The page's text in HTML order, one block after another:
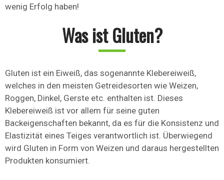
wenig Erfolg haben!
Was ist Gluten?
Gluten ist ein Eiweiß, das sogenannte Klebereiweiß,
welches in den meisten Getreidesorten wie Weizen,
Roggen, Dinkel, Gerste etc. enthalten ist. Dieses
Klebereiweiß ist vor allem für seine guten
Backeigenschaften bekannt, da es für die Konsistenz und
Elastizität eines Teiges verantwortlich ist. Überwiegend
wird Gluten in Form von Weizen und daraus hergestellten
Produkten konsumiert.